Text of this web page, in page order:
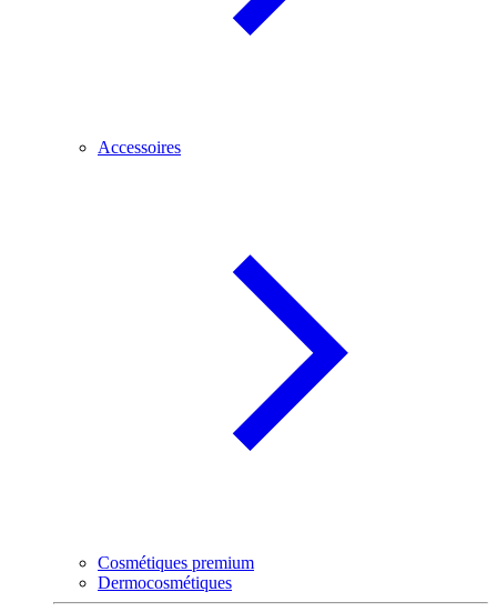
Accessoires
Cosmétiques premium
Dermocosmétiques